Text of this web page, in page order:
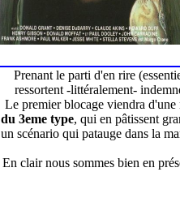
Prenant le parti d'en rire
ressortent -littéralement-
Le premier blocage viendra
du 3eme type, qui en pâtissent
un scénario qui patauge dans la
En clair nous sommes bien en